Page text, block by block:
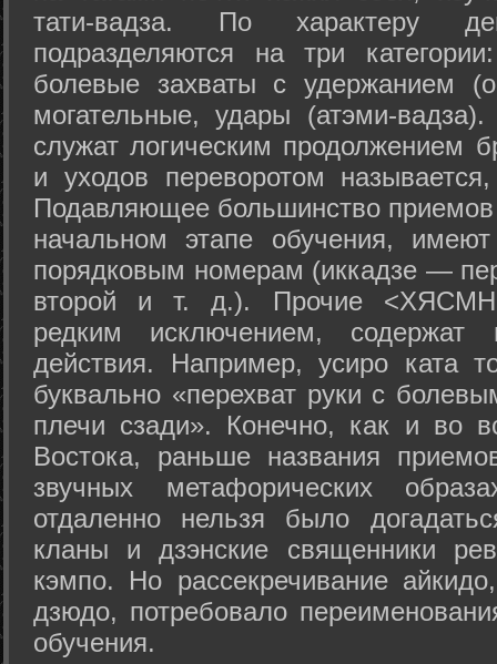
тати-вадза. По характеру
подразделяются на три
болевые захваты с удержанием
могательные, удары (атэми-
служат логическим продолжением
и уходов переворотом
Подавляющее большинство
начальном этапе обучения,
порядковым номерам (иккадзе —
второй и т. д.). Прочие
редким исключением, содержат
действия. Например, усиро ката
буквально «перехват руки с
плечи сзади». Конечно, как и во
Востока, раньше названия
звучных метафорических
отдаленно нельзя было
кланы и дзэнские священники
кэмпо. Но рассекречивание
дзюдо, потребовало
обучения.